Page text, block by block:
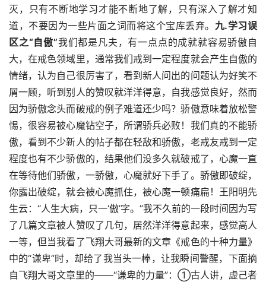
灭，只有不断地学习才能不断地了解，只有深入了解才知
道，不要因为一些片面之词而将这个宝库丢弃。 九.学习误
区之“自傲”我们都是凡夫，有一点点的成就就容易骄傲自
大，在戒色领域里，通常我们戒到一定程度就会产生自傲的
情绪，认为自己很厉害了，看到新人问出的问题认为好笑不
屑一顾，听到别人的赞叹就洋洋得意，自我感觉良好，然而
因为骄傲念头而破戒的例子难道还少吗？骄傲意味着放松警
惕，很容易被心魔钻空子，所谓骄兵必败！我们真的不能骄
傲，看到不少新人的帖子都在轻敌和骄傲，老戒友戒到一定
程度也有不少骄傲的，结果他们没多久就破戒了，心魔一直
在等待他们骄傲，一骄傲，心魔就好下手了。骄傲即破绽，
你露出破绽，就会被心魔抓住，被心魔一顿痛扁！王阳明先
生云：“人生大病，只一‘傲’字。”我不久前的一段时间因为写
了几篇文章被人赞叹了几句，居然洋洋得意起来，感觉高人
一等，但当我看了飞翔大哥最新的文章《戒色的十种力量》
中的“谦卑”时，却给了我当头一棒，让我瞬间警醒，下面摘
自飞翔大哥文章里的——“谦卑的力量”：①古人讲，虚己者